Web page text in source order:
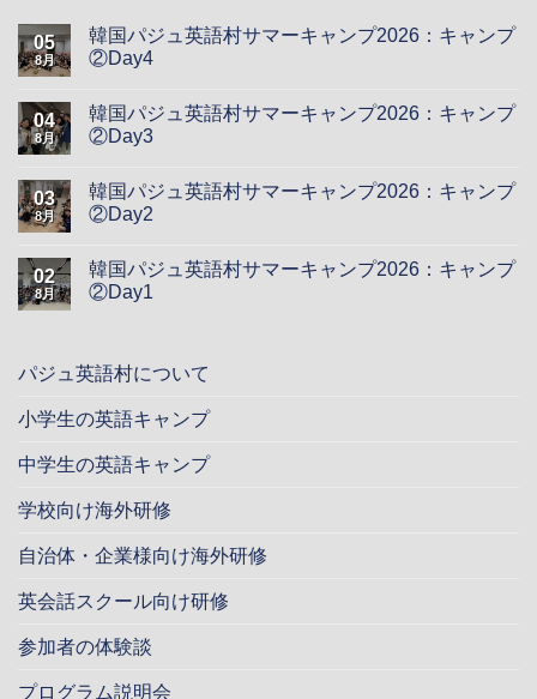
05
8月
韓国パジュ英語村サマーキャンプ2026：キャンプ
②Day4
04
8月
韓国パジュ英語村サマーキャンプ2026：キャンプ
②Day3
03
8月
韓国パジュ英語村サマーキャンプ2026：キャンプ
②Day2
02
8月
韓国パジュ英語村サマーキャンプ2026：キャンプ
②Day1
パジュ英語村について
小学生の英語キャンプ
中学生の英語キャンプ
学校向け海外研修
自治体・企業様向け海外研修
英会話スクール向け研修
参加者の体験談
プログラム説明会